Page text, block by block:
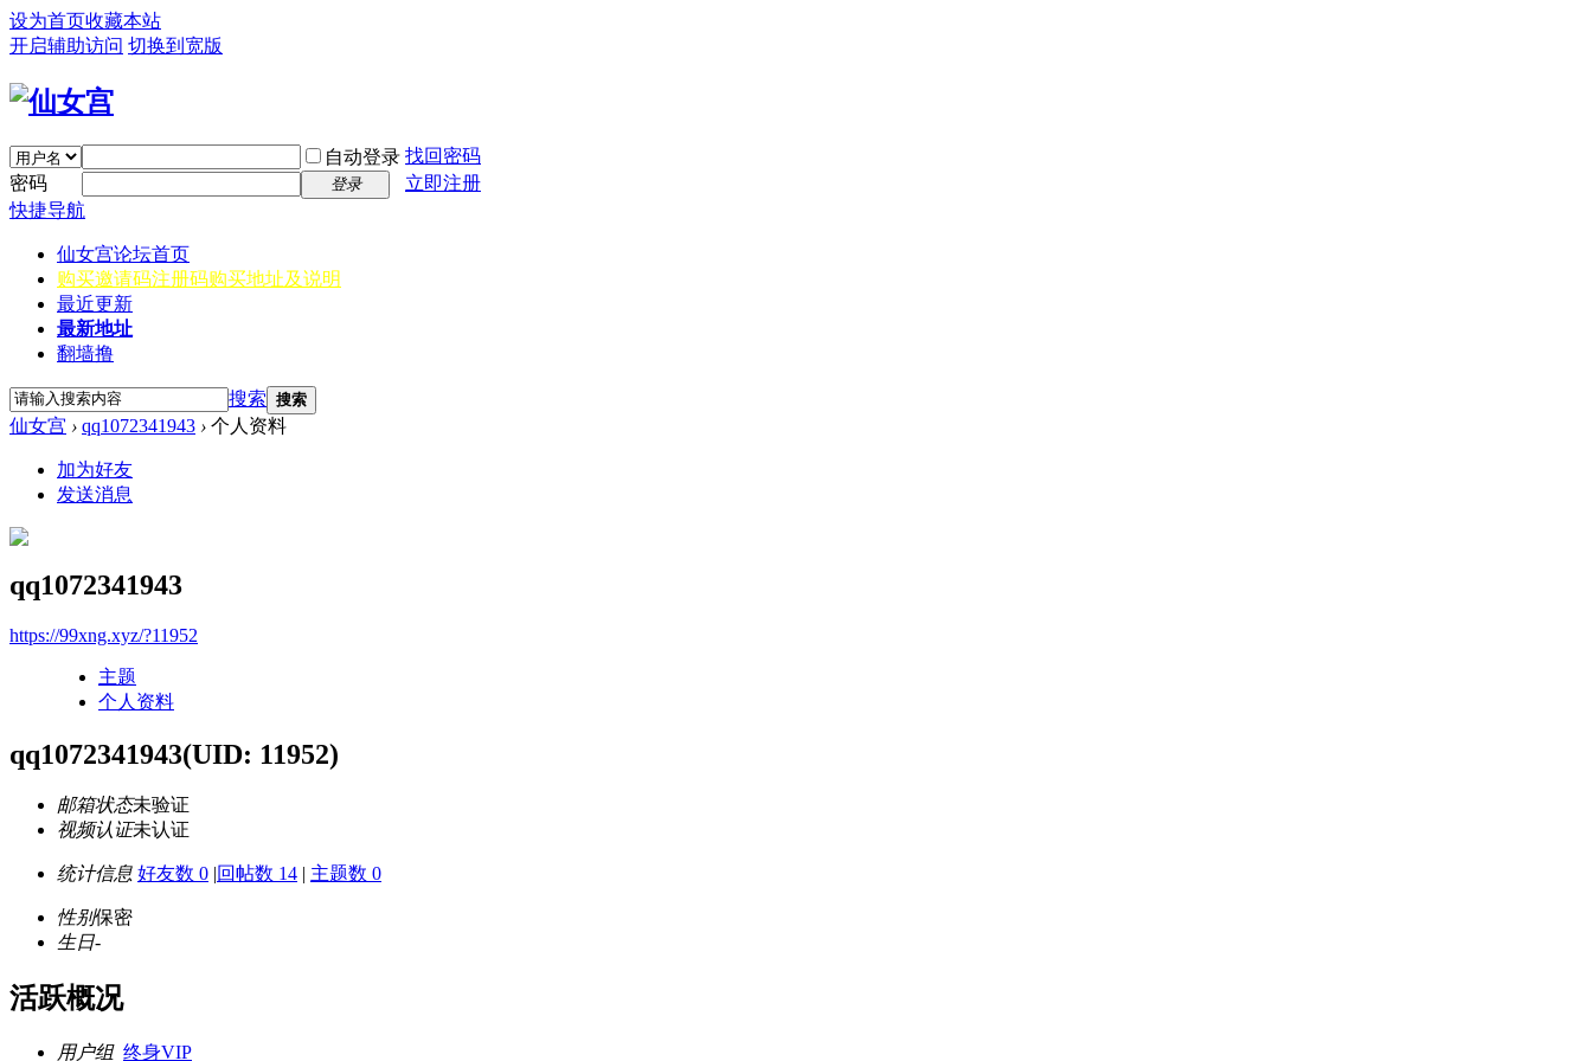
设为首页收藏本站
开启辅助访问 切换到宽版
自动登录 找回密码
密码
登录
立即注册
快捷导航
仙女宫论坛首页
购买邀请码注册码购买地址及说明
最近更新
最新地址
翻墙撸
搜索 搜索
仙女宫 › qq1072341943 › 个人资料
加为好友
发送消息
qq1072341943
https://99xng.xyz/?11952
主题
个人资料
qq1072341943(UID: 11952)
邮箱状态未验证
视频认证未认证
统计信息 好友数 0 |回帖数 14 | 主题数 0
性别保密
生日-
活跃概况
用户组 终身VIP